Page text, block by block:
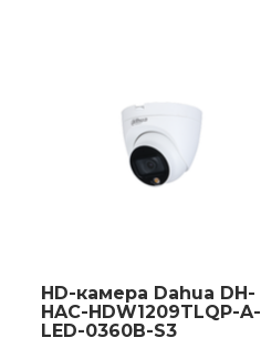
HD-камера Dahua DH-
HAC-HDW1209TLQP-A-
LED-0360B-S3